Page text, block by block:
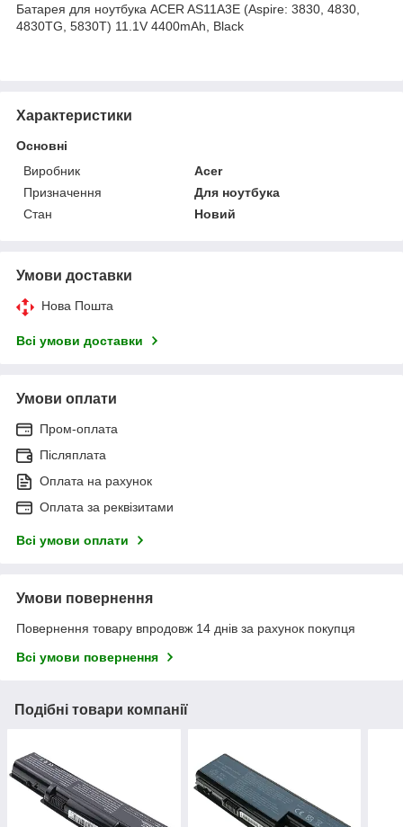
Батарея для ноутбука ACER AS11A3E (Aspire: 3830, 4830,
4830TG, 5830T) 11.1V 4400mAh, Black
Характеристики
Основні
Виробник
Acer
Призначення
Для ноутбука
Стан
Новий
Умови доставки
Нова Пошта
Всі умови доставки
Умови оплати
Пром-оплата
Післяплата
Оплата на рахунок
Оплата за реквізитами
Всі умови оплати
Умови повернення
Повернення товару впродовж 14 днів за рахунок покупця
Всі умови повернення
Подібні товари компанії